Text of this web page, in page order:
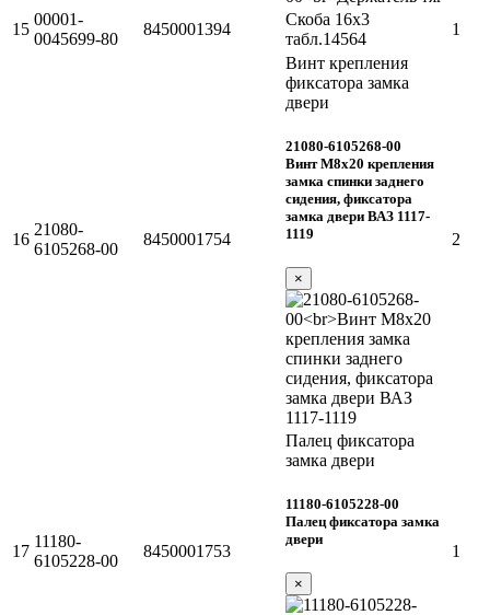
15
00001-
0045699-80
8450001394
Скоба 16х3
табл.14564
1
16
21080-
6105268-00
8450001754
Винт крепления
фиксатора замка
двери
21080-6105268-00
Винт М8х20 крепления
замка спинки заднего
сидения, фиксатора
замка двери ВАЗ 1117-
1119
×
2
17
11180-
6105228-00
8450001753
Палец фиксатора
замка двери
11180-6105228-00
Палец фиксатора замка
двери
×
1